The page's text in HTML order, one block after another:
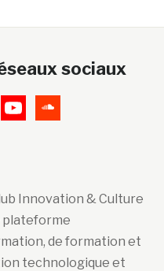
sociaux
Innovation & Culture
plateforme
de formation et
technologique et